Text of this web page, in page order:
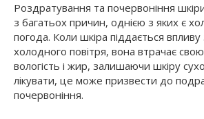
Роздратування та почервоніння
з багатьох причин, однією з яких є
погода. Коли шкіра піддається
холодного повітря, вона втрачає
вологість і жир, залишаючи шкіру
лікувати, це може призвести до
почервоніння.